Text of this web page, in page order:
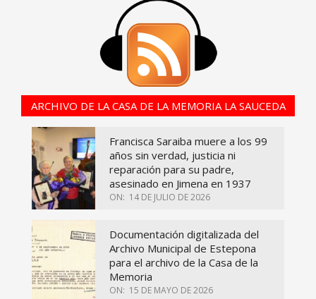
ARCHIVO DE LA CASA DE LA MEMORIA LA SAUCEDA
Francisca Saraiba muere a los 99
años sin verdad, justicia ni
reparación para su padre,
asesinado en Jimena en 1937
ON: 14 DE JULIO DE 2026
Documentación digitalizada del
Archivo Municipal de Estepona
para el archivo de la Casa de la
Memoria
ON: 15 DE MAYO DE 2026